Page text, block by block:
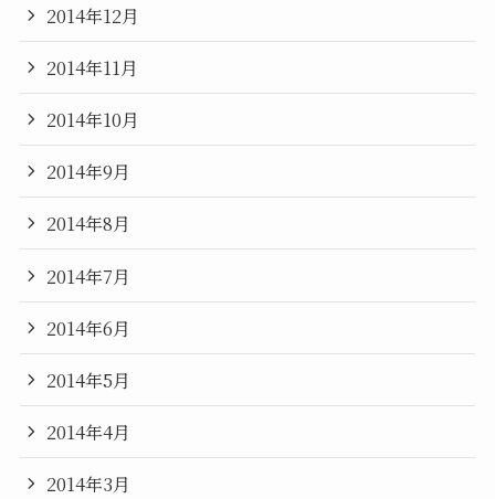
2014年12月
2014年11月
2014年10月
2014年9月
2014年8月
2014年7月
2014年6月
2014年5月
2014年4月
2014年3月